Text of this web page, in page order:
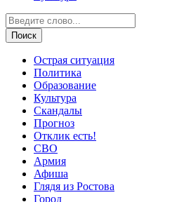
Острая ситуация
Политика
Образование
Культура
Скандалы
Прогноз
Отклик есть!
СВО
Армия
Афиша
Глядя из Ростова
Город